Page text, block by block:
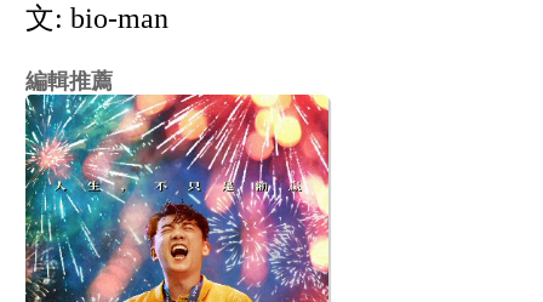
文: bio-man
編輯推薦